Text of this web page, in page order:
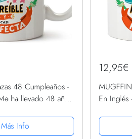
48 Cumpleaños -
ha llevado 48 años
Más Info
12,95€
En
original